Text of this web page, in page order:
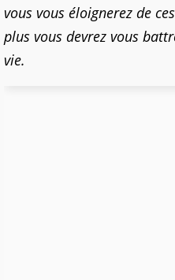
vous vous éloignerez de
plus vous devrez vous
vie.